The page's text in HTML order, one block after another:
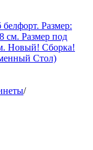
Размер:
см. Размер под
Новый! Сборка!
Стол)
/